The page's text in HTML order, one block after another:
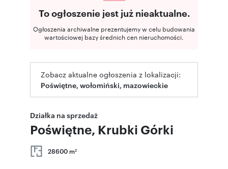
To ogłoszenie jest już nieaktualne.
Ogłoszenia archiwalne prezentujemy w celu budowania
wartościowej bazy średnich cen nieruchomości.
Zobacz aktualne ogłoszenia z lokalizacji:
Poświętne, wołomiński, mazowieckie
Działka na sprzedaż
Poświętne, Krubki Górki
28600 m2